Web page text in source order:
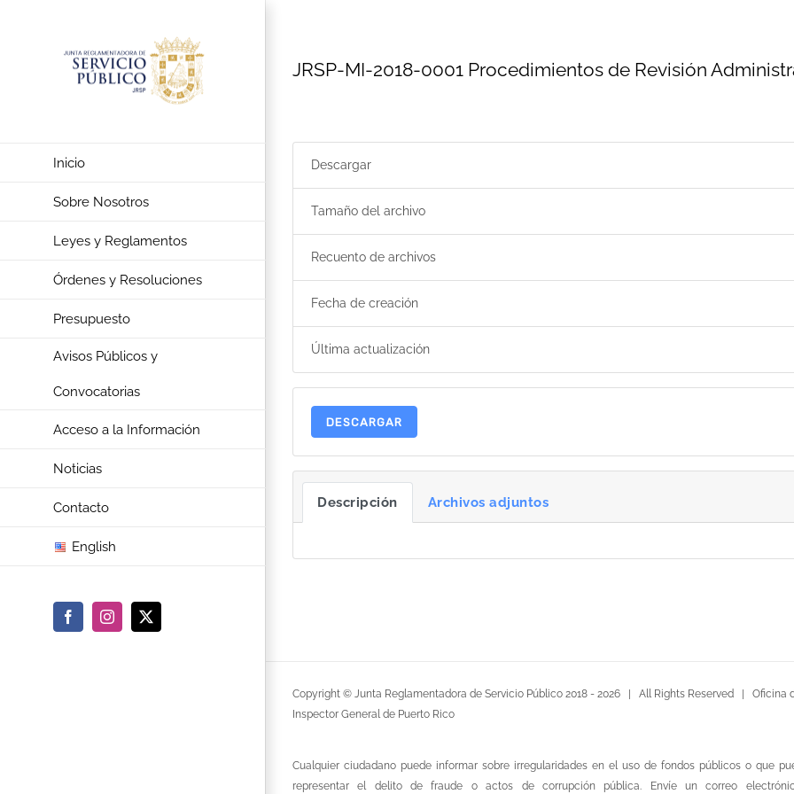
Inicio
Sobre Nosotros
Leyes y Reglamentos
Órdenes y Resoluciones
Presupuesto
Avisos Públicos y
Convocatorias
Acceso a la Información
Noticias
Contacto
English
FacebookInstagram
X
JRSP-MI-2018-0001 Procedimientos de Revisión
Descargar
Tamaño del archivo
Recuento de archivos
Fecha de creación
Última actualización
DESCARGAR
Descripción Archivos adjuntos
Copyright © Junta Reglamentadora de Servicio Público 2018 - 2026 | All Rights Reserved | Oficina
Inspector General de Puerto Rico
Cualquier ciudadano puede informar sobre irregularidades en el uso de fondos públicos o que
representar el delito de fraude o actos de corrupción pública. Envíe un correo